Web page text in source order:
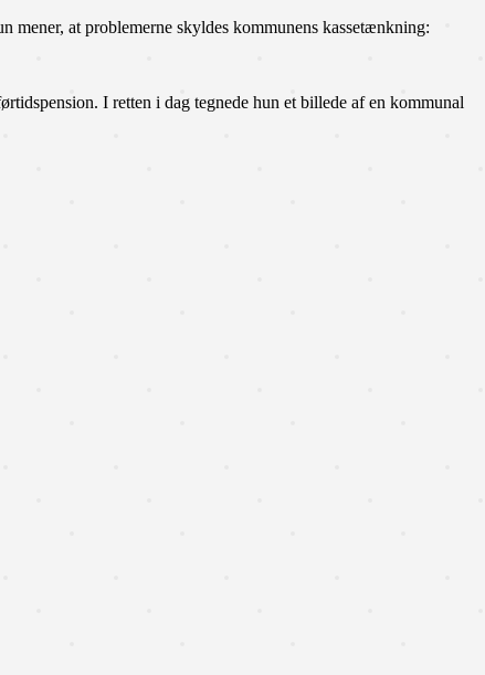
at problemerne skyldes kommunens kassetænkning:
I retten i dag tegnede hun et billede af en kommunal